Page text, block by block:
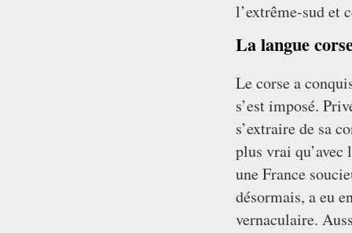
l’extrême-sud et
La langue
Le corse a
s’est imposé.
s’extraire de sa
plus vrai qu’avec
une France
désormais, a eu
vernaculaire.